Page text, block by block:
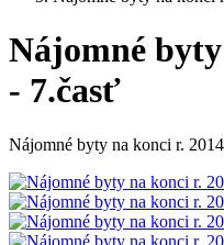
Nájomné
- 7.časť
Nájomné byty na konci r.